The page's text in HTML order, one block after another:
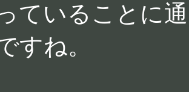
ていることに
すね。